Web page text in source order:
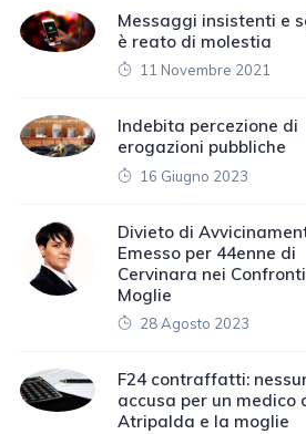
Messaggi insistenti e
è reato di molestia
11 Novembre 2021
Indebita percezione di
erogazioni pubbliche
16 Giugno 2023
Divieto di
Emesso per 44enne di
Cervinara nei Confronti
Moglie
28 Agosto 2023
F24 contraffatti:
accusa per un medico
Atripalda e la moglie